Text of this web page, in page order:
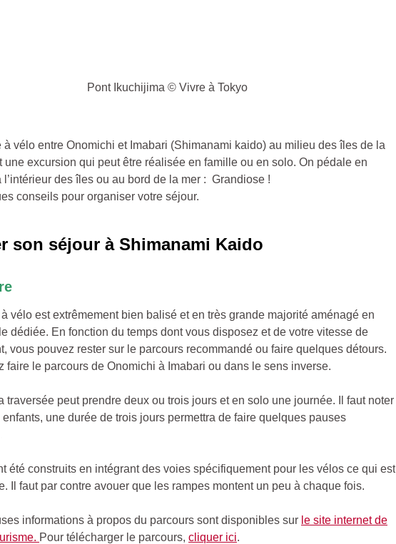
Pont Ikuchijima © Vivre à Tokyo
à vélo entre Onomichi et Imabari (Shimanami kaido) au milieu des îles de la
une excursion qui peut être réalisée en famille ou en solo. On pédale en
l’intérieur des îles ou au bord de la mer : Grandiose !
conseils pour organiser votre séjour.
son séjour à Shimanami Kaido
vélo est extrêmement bien balisé et en très grande majorité aménagé en
dédiée. En fonction du temps dont vous disposez et de votre vitesse de
vous pouvez rester sur le parcours recommandé ou faire quelques détours.
faire le parcours de Onomichi à Imabari ou dans le sens inverse.
traversée peut prendre deux ou trois jours et en solo une journée. Il faut noter
enfants, une durée de trois jours permettra de faire quelques pauses
été construits en intégrant des voies spécifiquement pour les vélos ce qui est
Il faut par contre avouer que les rampes montent un peu à chaque fois.
informations à propos du parcours sont disponibles sur le site internet de
Pour télécharger le parcours, cliquer ici.